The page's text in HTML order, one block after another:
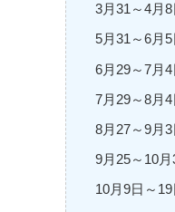
3月31～4月
5月31～6月
6月29～7月
7月29～8月
8月27～9月
9月25～10月
10月9日～